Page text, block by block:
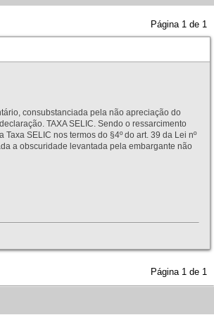
Página 1 de 1
consubstanciada pela não apreciação do
TAXA SELIC. Sendo o ressarcimento
SELIC nos termos do §4º do art. 39 da Lei nº
a obscuridade levantada pela embargante não
Página 1 de 1